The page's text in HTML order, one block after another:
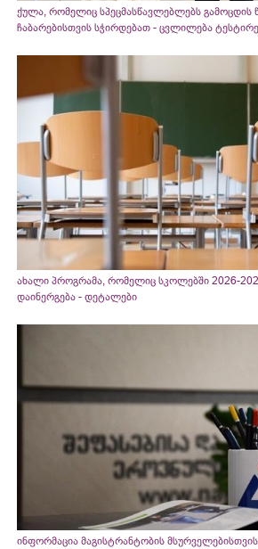
ქულა, რომელიც სპეცმასწავლებლებს გამოცდის
ჩაბარებისთვის სჭირდებათ - ცვლილება
ახალი პროგრამა, რომელიც სკოლებში 2026-
დაინერგება - დეტალები
ინფორმაცია მაგისტრანტობის